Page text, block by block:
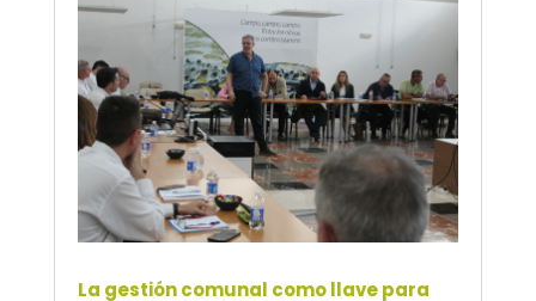
La gestión comunal como llave para